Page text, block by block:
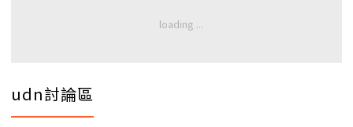
udn討論區